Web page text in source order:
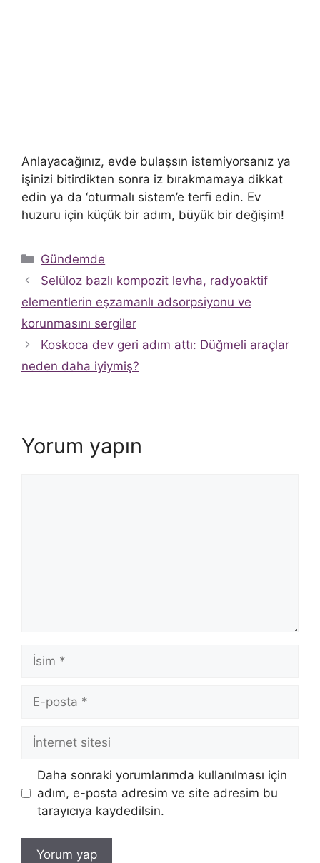
Anlayacağınız, evde bulaşsın istemiyorsanız ya
işinizi bitirdikten sonra iz bırakmamaya dikkat
edin ya da ‘oturmalı sistem’e terfi edin. Ev
huzuru için küçük bir adım, büyük bir değişim!
Kategoriler
Gündemde
Selüloz bazlı kompozit levha, radyoaktif
elementlerin eşzamanlı adsorpsiyonu ve
korunmasını sergiler
Koskoca dev geri adım attı: Düğmeli araçlar
neden daha iyiymiş?
Yorum yapın
İsim
posta
İnternet
sitesi
Daha sonraki yorumlarımda kullanılması için
adım, e-posta adresim ve site adresim bu
tarayıcıya kaydedilsin.